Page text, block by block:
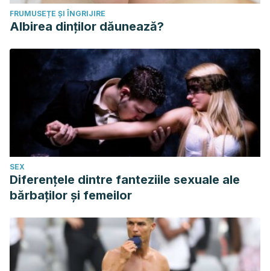
FRUMUSEȚE ȘI ÎNGRIJIRE
Albirea dinților dăunează?
SEX
Diferențele dintre fanteziile sexuale ale
bărbaților și femeilor